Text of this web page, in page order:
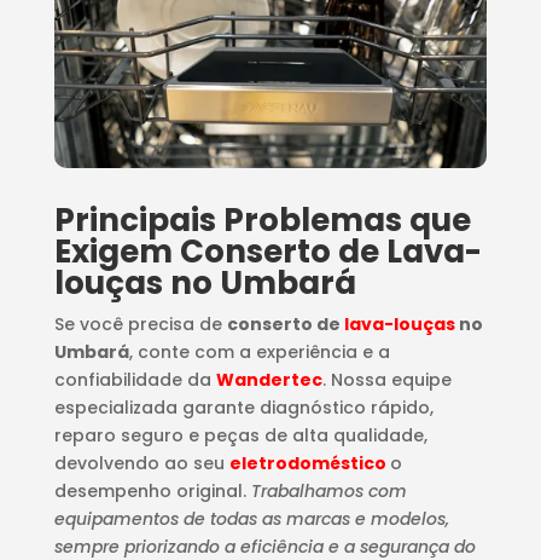
Principais Problemas que
Exigem Conserto de Lava-
louças no Umbará
Se você precisa de conserto de lava-louçasno
Umbará, conte com a experiência e a
confiabilidade da Wandertec. Nossa equipe
especializada garante diagnóstico rápido,
reparo seguro e peças de alta qualidade,
devolvendo ao seu eletrodoméstico o
desempenho original. Trabalhamos com
equipamentos de todas as marcas e modelos,
sempre priorizando a eficiência e a segurança do